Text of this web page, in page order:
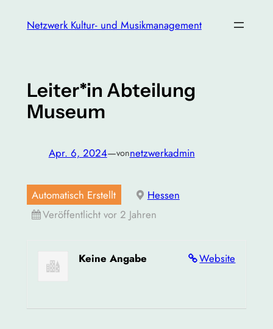
InhaltNetzwerk Kultur- und Musikmanagement
Leiter*in Abteilung
Museum
Apr. 6, 2024—vonnetzwerkadmin
Automatisch Erstellt
Hessen
Veröffentlicht vor 2 Jahren
Website
Keine Angabe